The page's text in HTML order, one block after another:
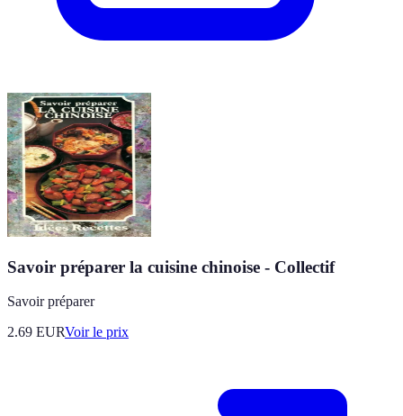
Savoir préparer la cuisine chinoise - Collectif
Savoir préparer
2.69 EURVoir le prix